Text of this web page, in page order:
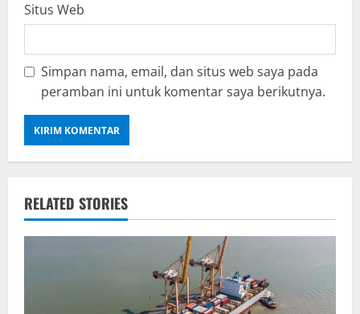
Situs Web
Simpan nama, email, dan situs web saya pada
peramban ini untuk komentar saya berikutnya.
RELATED STORIES